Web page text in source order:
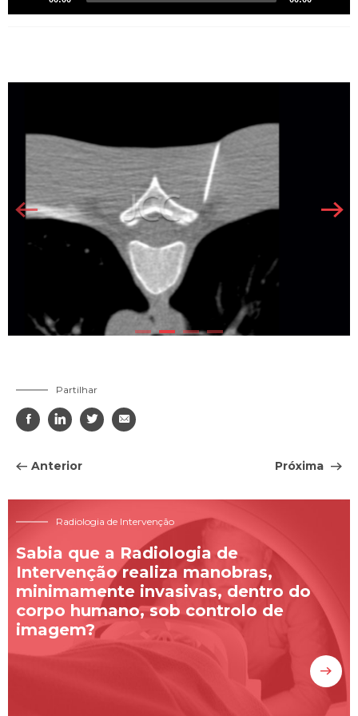
Partilhar
   
Anterior Próxima
Radiologia de Intervenção
Sabia que a Radiologia de
Intervenção realiza manobras,
minimamente invasivas, dentro do
corpo humano, sob controlo de
imagem?